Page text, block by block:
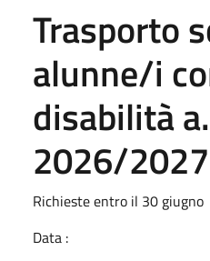
Trasporto
alunne/i
disabilità
2026/
Richieste entro il 30 giugno
Data :